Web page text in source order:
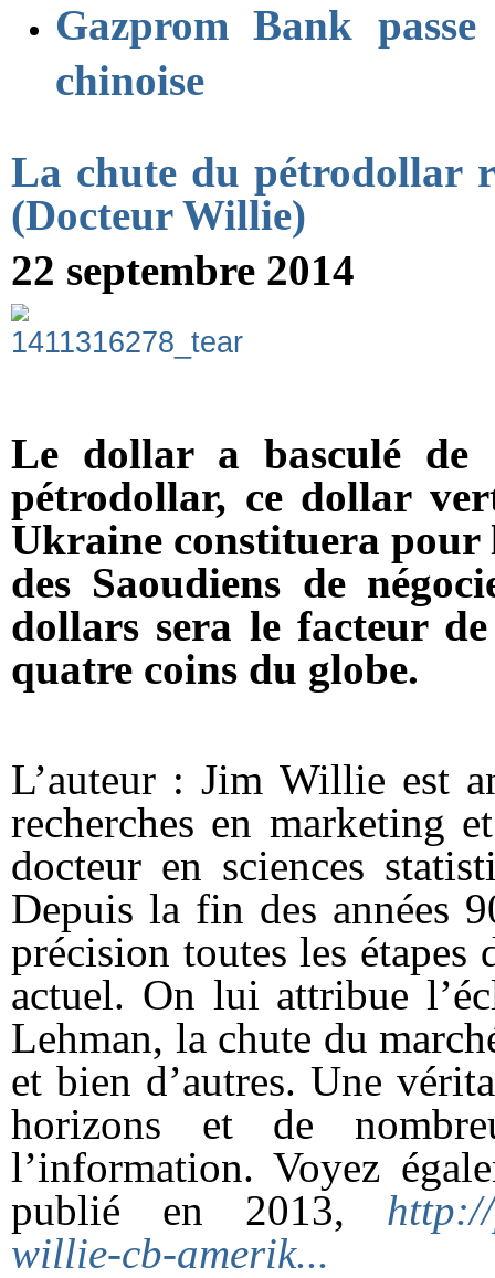
Gazprom Bank
chinoise
La chute du pétrodollar
(Docteur Willie)
22 septembre 2014
Le dollara basculé de
pétrodollar, ce dollar
Ukraine constituera
des Saoudiens de
dollars sera le facteur
quatre coins du globe.
L’auteur : Jim Willie est
recherches en marketing
docteur en sciences
Depuis la fin des années
précision toutes les
actuel. On lui attribue
Lehman, la chute du
et bien d’autres. Une
horizons et de
l’information. Voyez
publié en 2013,
willie-cb-amerik...